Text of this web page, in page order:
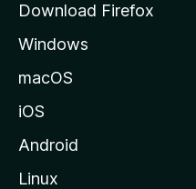
a
l
e
l
Download Firefox
Windows
macOS
iOS
Android
Linux